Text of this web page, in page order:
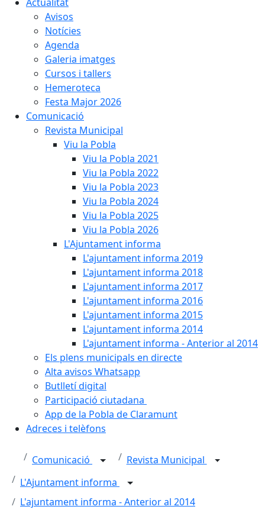
Avisos
Notícies
Agenda
Galeria imatges
Cursos i tallers
Hemeroteca
Festa Major 2026
Comunicació
Revista Municipal
Viu la Pobla
Viu la Pobla 2021
Viu la Pobla 2022
Viu la Pobla 2023
Viu la Pobla 2024
Viu la Pobla 2025
Viu la Pobla 2026
L'Ajuntament informa
L'ajuntament informa 2019
L'ajuntament informa 2018
L'ajuntament informa 2017
L'ajuntament informa 2016
L'ajuntament informa 2015
L'ajuntament informa 2014
L'ajuntament informa - Anterior al 2014
Els plens municipals en directe
Alta avisos Whatsapp
Butlletí digital
Participació ciutadana
App de la Pobla de Claramunt
Adreces i telèfons
Comunicació
Revista Municipal
L'Ajuntament informa
L'ajuntament informa - Anterior al 2014